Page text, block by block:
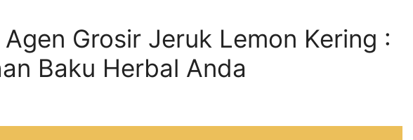
Grosir Jeruk Lemon Kering :
Baku Herbal Anda